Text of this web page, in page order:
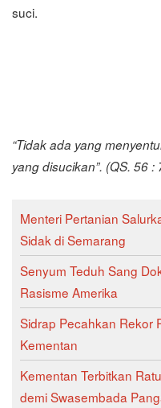
suci.
“Tidak ada yang
yang disucikan”. (QS. 56 :
Menteri Pertanian
Sidak di Semarang
Senyum Teduh Sang
Rasisme Amerika
Sidrap Pecahkan Rekor
Kementan
Kementan Terbitkan
demi Swasembada